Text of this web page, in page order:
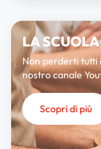
LA
Non perderti tutti
nostro canale
Scopri di più